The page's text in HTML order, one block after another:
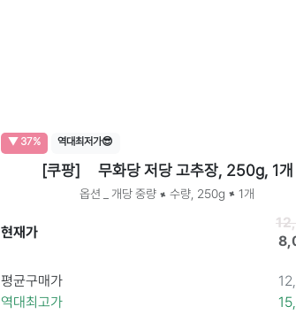
▼ 37% 역대최저가😎
[쿠팡] 무화당 저당 고추장, 250g, 1개
옵션 _ 개당 중량 × 수량, 250g × 1개
현재가
평균구매가
역대최고가